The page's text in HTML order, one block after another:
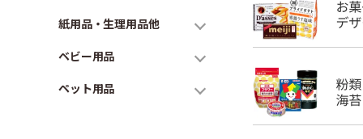
紙用品・生理用品他
ベビー用品
ペット用品